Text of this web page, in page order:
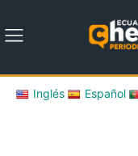
Inglés Español